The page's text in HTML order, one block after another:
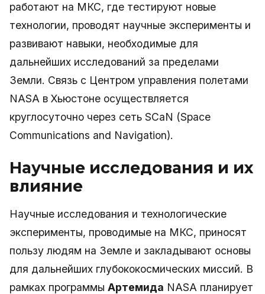
работают на МКС, где тестируют новые
технологии, проводят научные эксперименты и
развивают навыки, необходимые для
дальнейших исследований за пределами
Земли. Связь с Центром управления полетами
NASA в Хьюстоне осуществляется
круглосуточно через сеть SCaN (Space
Communications and Navigation).
Научные исследования и их
влияние
Научные исследования и технологические
эксперименты, проводимые на МКС, приносят
пользу людям на Земле и закладывают основы
для дальнейших глубококосмических миссий. В
рамках программы Артемида NASA планирует